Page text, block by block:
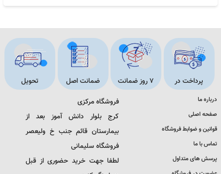
پرداخت در
7 روز ضمانت
ضمانت اصل
تحویل
درباره ما
صفحه اصلی
قوانین و ضوابط فروشگاه
تماس با ما
پرسش های متداول
فروشگاه مرکزی
کرج بلوار دانش آموز بعد از
بیمارستان قائم جنب خ ولیعصر
فروشگاه سلیمانی
لطفا جهت خرید حضوری از قبل